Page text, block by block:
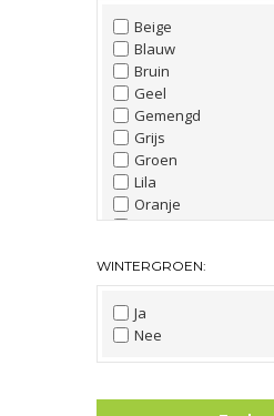
Beige
Blauw
Bruin
Geel
Gemengd
Grijs
Groen
Lila
Oranje
Paars
Roze
Wit
Zwart
WINTERGROEN:
Ja
Nee